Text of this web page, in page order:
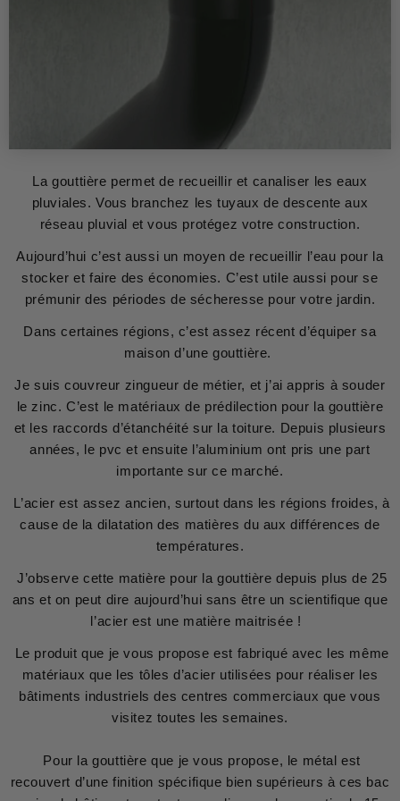
La gouttière permet de recueillir et canaliser les eaux
pluviales. Vous branchez les tuyaux de descente aux
réseau pluvial et vous protégez votre construction.
Aujourd’hui c’est aussi un moyen de recueillir l’eau pour la
stocker et faire des économies. C’est utile aussi pour se
prémunir des périodes de sécheresse pour votre jardin.
Dans certaines régions, c’est assez récent d’équiper sa
maison d’une gouttière.
Je suis couvreur zingueur de métier, et j’ai appris à souder
le zinc. C’est le matériaux de prédilection pour la gouttière
et les raccords d’étanchéité sur la toiture. Depuis plusieurs
années, le pvc et ensuite l’aluminium ont pris une part
importante sur ce marché.
L’acier est assez ancien, surtout dans les régions froides, à
cause de la dilatation des matières du aux différences de
températures.
J’observe cette matière pour la gouttière depuis plus de 25
ans et on peut dire aujourd’hui sans être un scientifique que
l’acier est une matière maitrisée !
Le produit que je vous propose est fabriqué avec les même
matériaux que les tôles d’acier utilisées pour réaliser les
bâtiments industriels des centres commerciaux que vous
visitez toutes les semaines.
Pour la gouttière que je vous propose, le métal est
recouvert d’une finition spécifique bien supérieurs à ces bac